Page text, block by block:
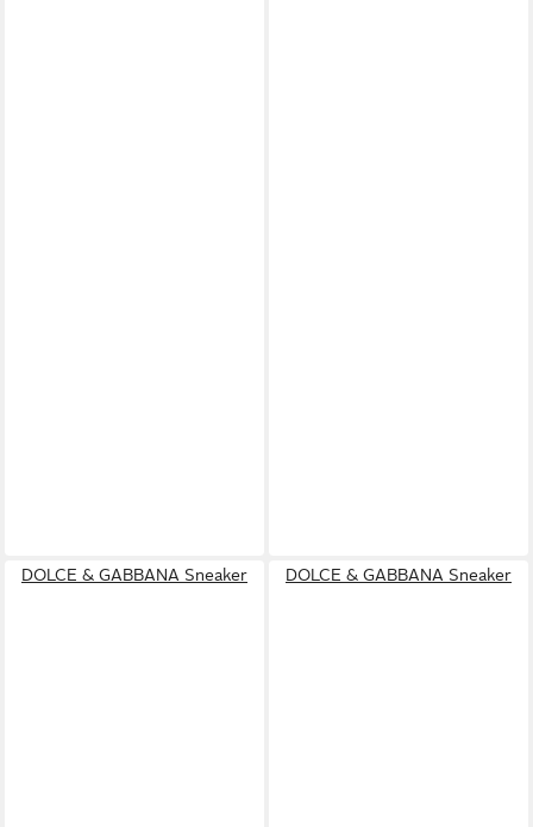
DOLCE & GABBANA Sneaker DOLCE & GABBANA Sneaker